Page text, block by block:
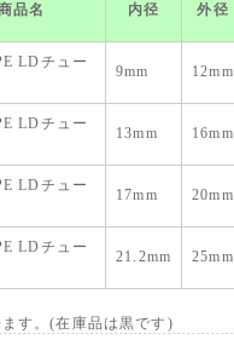
品名 内径 外径
LDチュー
9mm 12mm
LDチュー
13mm 16mm
LDチュー
17mm 20mm
LDチュー
21.2mm 25mm
す。(在庫品は黒です)